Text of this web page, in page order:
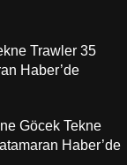
Trawler 35
Haber’de
Göcek Tekne
Haber’de